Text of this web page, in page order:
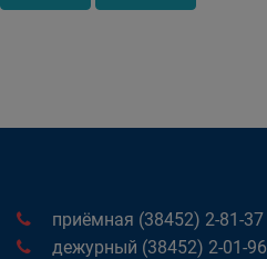
приёмная (38452) 2-81-37
дежурный (38452) 2-01-96